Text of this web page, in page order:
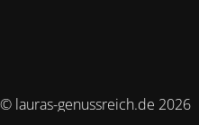
© lauras-genussreich.de 2026